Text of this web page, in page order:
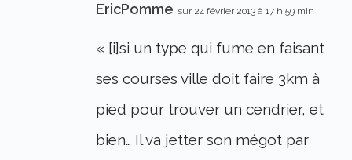
EricPomme sur 24 février 2013 à 17 h 59 min
« [i]si un type qui fume en faisant
ses courses ville doit faire 3km à
pied pour trouver un cendrier, et
bien… Il va jetter son mégot par